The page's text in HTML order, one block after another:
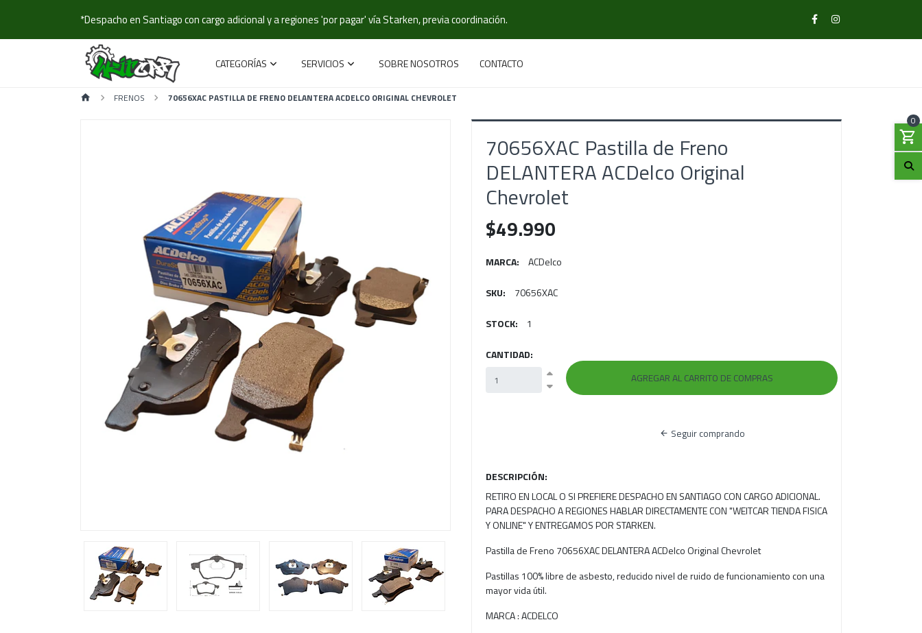
*Despacho en Santiago con cargo adicional y a regiones 'por pagar' vía Starken, previa coordinación.
CATEGORÍAS SERVICIOS SOBRE NOSOTROS CONTACTO
0
FRENOS 70656XAC PASTILLA DE FRENO DELANTERA ACDELCO ORIGINAL CHEVROLET
70656XAC Pastilla de Freno
DELANTERA ACDelco Original
Chevrolet
$49.990
MARCA: ACDelco
SKU: 70656XAC
STOCK: 1
CANTIDAD:
Seguir comprando
DESCRIPCIÓN:
RETIRO EN LOCAL O SI PREFIERE DESPACHO EN SANTIAGO CON CARGO ADICIONAL.
PARA DESPACHO A REGIONES HABLAR DIRECTAMENTE CON "WEITCAR TIENDA FISICA
Y ONLINE" Y ENTREGAMOS POR STARKEN.
Pastilla de Freno 70656XAC DELANTERA ACDelco Original Chevrolet
Pastillas 100% libre de asbesto, reducido nivel de ruido de funcionamiento con una
mayor vida útil.
MARCA : ACDELCO